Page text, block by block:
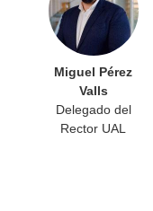
Miguel Pérez
Valls
Delegado del
Rector UAL